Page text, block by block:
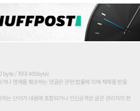
byte / 최대 400byte)
나 명예를 훼손하는 댓글은 관련 법률에 의해 제재를 받을
는 단어가 내용에 포함되거나 인신공격성 글은 관리자의 판